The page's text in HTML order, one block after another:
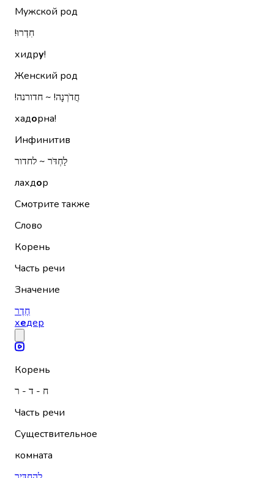
Мужской род
חִדְרוּ!‏
хидру!
Женский род
חֲדֹרְנָה!‏ ~ חדורנה!‏
хадорна!
Инфинитив
לַחְדֹּר ~ לחדור
лахдор
Смотрите также
Слово
Корень
Часть речи
Значение
חֶדֶר
хедер
Корень
ח - ד - ר
Часть речи
Существительное
комната